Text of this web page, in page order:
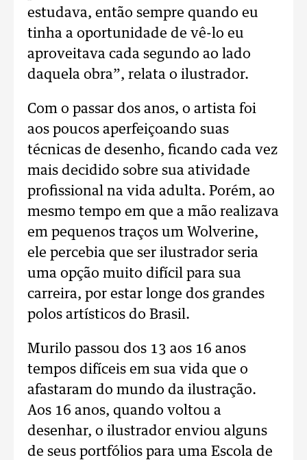
estudava, então sempre quando eu
tinha a oportunidade de vê-lo eu
aproveitava cada segundo ao lado
daquela obra”, relata o ilustrador.
Com o passar dos anos, o artista foi
aos poucos aperfeiçoando suas
técnicas de desenho, ficando cada vez
mais decidido sobre sua atividade
profissional na vida adulta. Porém, ao
mesmo tempo em que a mão realizava
em pequenos traços um Wolverine,
ele percebia que ser ilustrador seria
uma opção muito difícil para sua
carreira, por estar longe dos grandes
polos artísticos do Brasil.
Murilo passou dos 13 aos 16 anos
tempos difíceis em sua vida que o
afastaram do mundo da ilustração.
Aos 16 anos, quando voltou a
desenhar, o ilustrador enviou alguns
de seus portfólios para uma Escola de